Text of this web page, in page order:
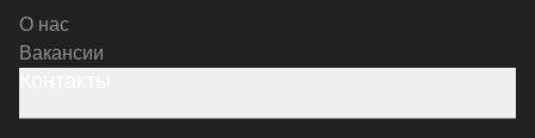
О нас
Вакансии